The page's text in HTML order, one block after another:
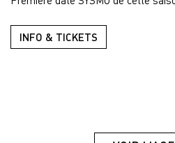
INFO & TICKETS